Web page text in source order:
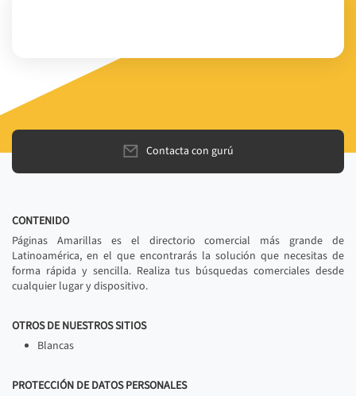
Contacta con gurú
CONTENIDO
Páginas Amarillas es el directorio comercial más grande de
Latinoamérica, en el que encontrarás la solución que necesitas de
forma rápida y sencilla. Realiza tus búsquedas comerciales desde
cualquier lugar y dispositivo.
OTROS DE NUESTROS SITIOS
Blancas
PROTECCIÓN DE DATOS PERSONALES